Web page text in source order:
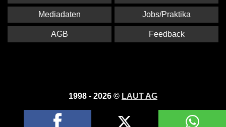
1998 - 2026 © LAUT AG
Mediadaten Jobs/Praktika
AGB Feedback